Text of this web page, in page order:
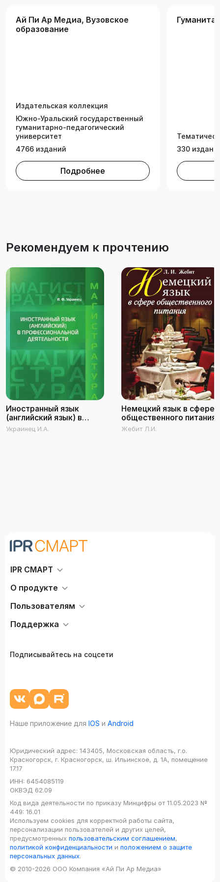
Ай Пи Ар Медиа, Вузовское
образование
Издательская коллекция
Южно-Уральский государственный
гуманитарно-педагогический
университет
4766 изданий
Подробнее
330
Рекомендуем к прочтению
Иностранный язык
(английский язык) в
профессиональной
деятельности
Украинец И.А.
Немецкий язык в сфере
общественного питания
Жебит Л.И.
IPR СМАРТ
О продукте
Пользователям
Поддержка
Подписывайтесь на соцсети
Наше приложение для IOS и Android
Юридический адрес: 143405, Московская область, г.о.
Красногорск, г. Красногорск, ш. Ильинское, д. 1А, помещение
17.17
ИНН: 6454085119
ОКВЭД 62.09
Код вида деятельности по приказу Минцифры от 11.05.2023 №
449: 16.01
Используем cookies для корректной работы сайта,
персонализации пользователей и других целей,
предусмотренных пользовательским соглашением,
политикой конфиденциальности и положением о защите
персональных данных.
© 2010-2026 ООО Компания «Ай Пи Ар Медиа»